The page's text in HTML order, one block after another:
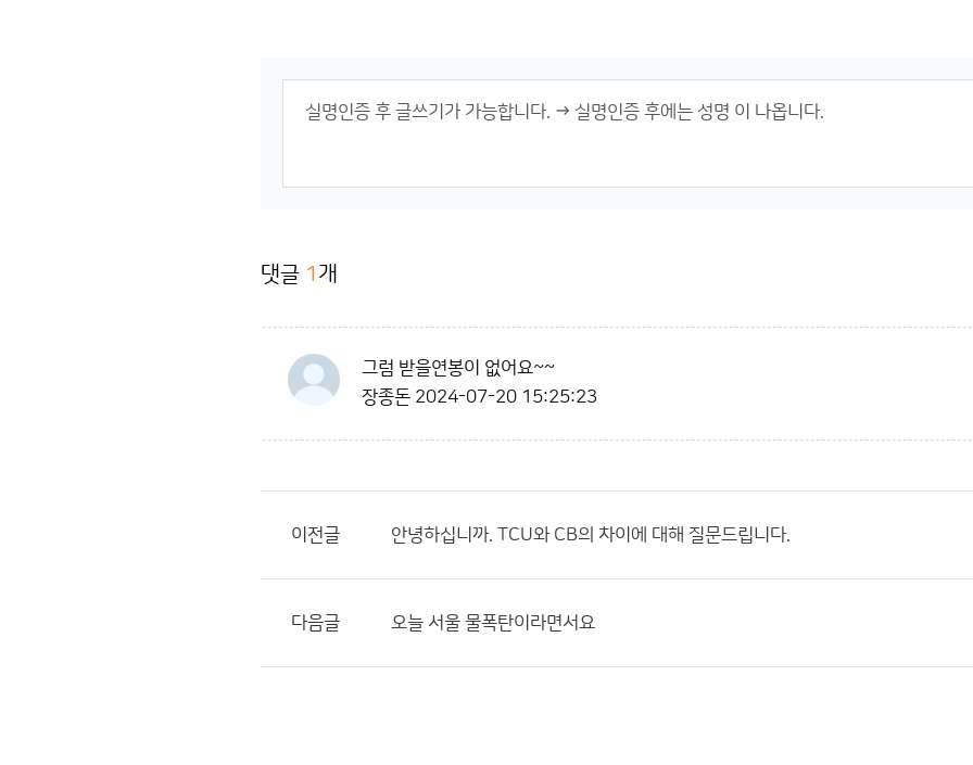
댓글 1 개
그럼 받을연봉이 없어요~~
장종돈 2024-07-20 15:25:23
이전글 안녕하십니까. TCU와 CB의 차이에 대해 질문드립니다.
다음글 오늘 서울 물폭탄이라면서요